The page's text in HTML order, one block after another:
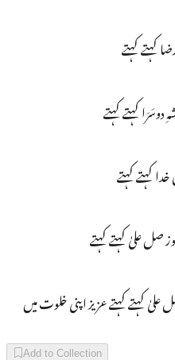
کہتے کہتے
کہتے کہتے
کہتے کہتے
صل علیٰ کہتے کہتے
کہتے کہتے عزیز اپنی خلوت میں
Add to Collection